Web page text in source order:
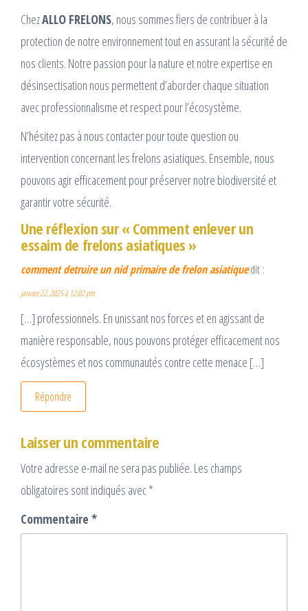
ChezALLO FRELONS, nous sommes fiers de contribuer à la
protection de notre environnement tout en assurant la sécurité de
nos clients. Notre passion pour la nature et notre expertise en
désinsectisation nous permettent d’aborder chaque situation
avec professionnalisme et respect pour l’écosystème.
N’hésitez pas à nous contacter pour toute question ou
intervention concernant les frelons asiatiques. Ensemble, nous
pouvons agir efficacement pour préserver notre biodiversité et
garantir votre sécurité.
Une réflexion sur « Comment enlever un
essaim de frelons asiatiques »
comment detruire un nid primaire de frelon asiatiquedit :
janvier 22, 2025 à 12:02 pm
[…] professionnels. En unissant nos forces et en agissant de
manière responsable, nous pouvons protéger efficacement nos
écosystèmes et nos communautés contre cette menace […]
Répondre
Laisser un commentaire
Votre adresse e-mail ne sera pas publiée. Les champs
obligatoires sont indiqués avec*
Commentaire *